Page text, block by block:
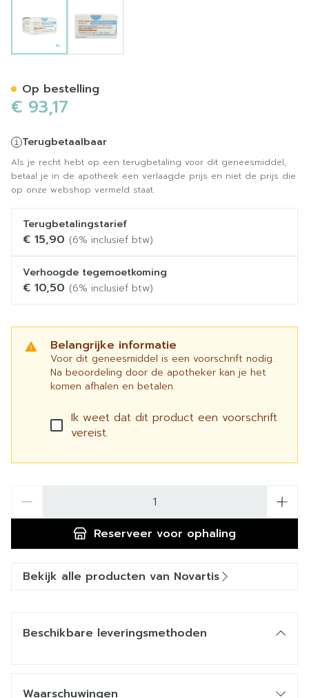
€ 93,17
Terugbetaalbaar
Als je recht hebt op een terugbetaling voor dit geneesmiddel,
betaal je in de apotheek een verlaagde prijs en niet de prijs die
op onze webshop vermeld staat.
Terugbetalingstarief
€ 15,90 (6% inclusief btw)
Verhoogde tegemoetkoming
€ 10,50 (6% inclusief btw)
Belangrijke informatie
Voor dit geneesmiddel is een voorschrift nodig.
Na beoordeling door de apotheker kan je het
komen afhalen en betalen.
Ik weet dat dit product een voorschrift
vereist.
Reserveer voor ophaling
Op bestelling
Bekijk alle producten van Novartis
Beschikbare leveringsmethoden
Waarschuwingen